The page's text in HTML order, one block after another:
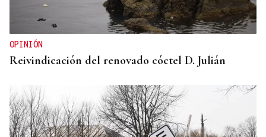
OPINIÓN
Reivindicación del renovado cóctel D. Julián